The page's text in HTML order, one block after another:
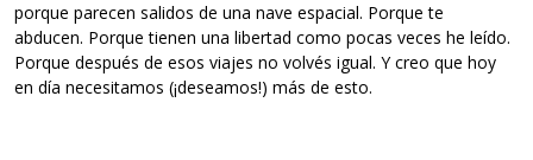
porque parecen salidos de una nave espacial. Porque te
abducen. Porque tienen una libertad como pocas veces he leído.
Porque después de esos viajes no volvés igual. Y creo que hoy
en día necesitamos (¡deseamos!) más de esto.